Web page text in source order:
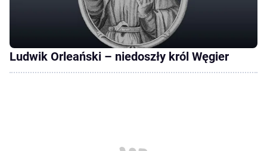
Ludwik Orleański – niedoszły król Węgier